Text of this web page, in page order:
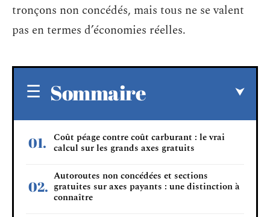
tronçons non concédés, mais tous ne se valent
pas en termes d’économies réelles.
Sommaire
Coût péage contre coût carburant : le vrai
calcul sur les grands axes gratuits
Autoroutes non concédées et sections
gratuites sur axes payants : une distinction à
connaître